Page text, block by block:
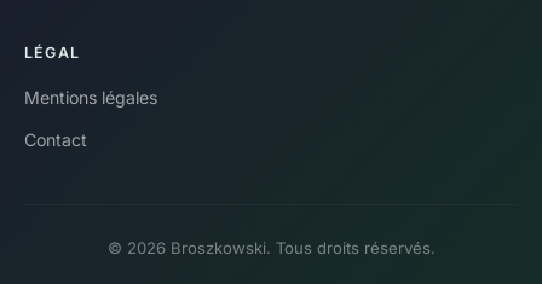
LÉGAL
Mentions légales
Contact
© 2026 Broszkowski. Tous droits réservés.